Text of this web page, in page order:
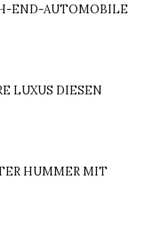
END-AUTOMOBILE
LUXUS DIESEN
HUMMER MIT